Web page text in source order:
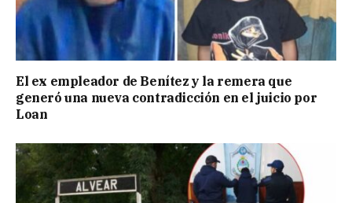
El ex empleador de Benítez y la remera que
generó una nueva contradicción en el juicio por
Loan